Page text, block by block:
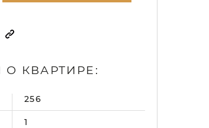
КВАРТИРЕ:
256
1